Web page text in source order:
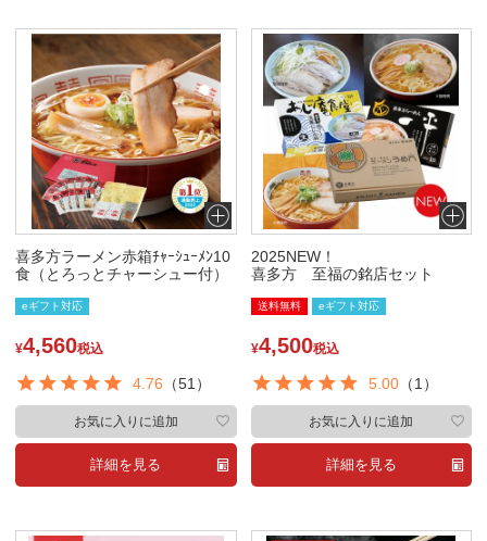
喜多方ラーメン赤箱ﾁｬｰｼｭｰﾒﾝ10
食（とろっとチャーシュー付）
eギフト対応
¥4,560税込
4.76 （51）
詳細を見る
お気に入りに追加
2025NEW！
喜多方 至福の銘店セット
送料無料 eギフト対応
¥4,500税込
5.00（1）
詳細を見る
お気に入りに追加